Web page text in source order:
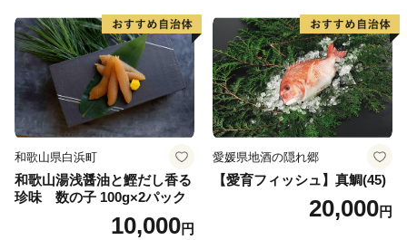
取り寄せグルメ 魚醤 ナンプ
ラー 愛知県 小牧市 冷凍 送料
無料
和歌山県白浜町
和歌山湯浅醤油と鰹だし香る
珍味 数の子 100g×2パック
10,000円
愛媛県地酒の隠れ郷
【愛育フィッシュ】真鯛(45)
20,000円